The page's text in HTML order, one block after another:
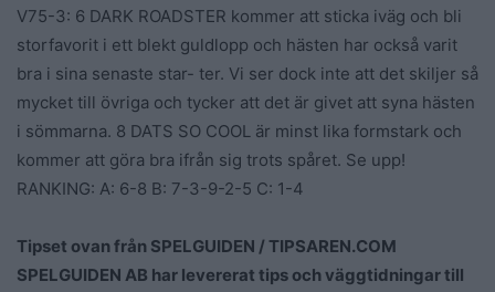
V75-3: 6 DARK ROADSTER kommer att sticka iväg och bli
storfavorit i ett blekt guldlopp och hästen har också varit
bra i sina senaste star- ter. Vi ser dock inte att det skiljer så
mycket till övriga och tycker att det är givet att syna hästen
i sömmarna. 8 DATS SO COOL är minst lika formstark och
kommer att göra bra ifrån sig trots spåret. Se upp!
RANKING: A: 6-8 B: 7-3-9-2-5 C: 1-4
Tipset ovan från SPELGUIDEN / TIPSAREN.COM
SPELGUIDEN AB har levererat tips och väggtidningar till